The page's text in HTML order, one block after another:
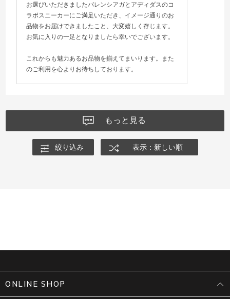
お選びいただきましたバレンシアガとアディダスのコ
ラボスニーカーにご満足いただき、イメージ通りのお
品物をお届けできましたこと、大変嬉しく存じます。
お気に入りの一足となりましたら幸いでございます。
これからも魅力あるお品物を揃えてまいります。また
のご利用を心よりお待ちしております。
もっと見る
絞り込み 表示：新しい順
ONLINE SHOP